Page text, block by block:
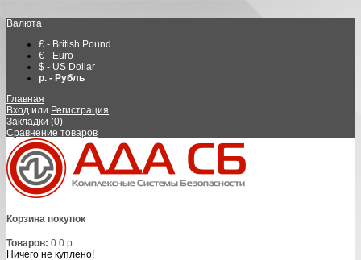
Валюта
£ - British Pound
€ - Euro
$ - US Dollar
р. - Рубль
Главная
Вход или Регистрация
Закладки (0)
Сравнение товаров
Корзина покупок
Товаров: 0 0 р.
Ничего не куплено!